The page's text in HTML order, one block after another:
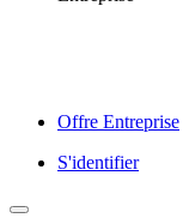
Offre Entreprise
S'identifier